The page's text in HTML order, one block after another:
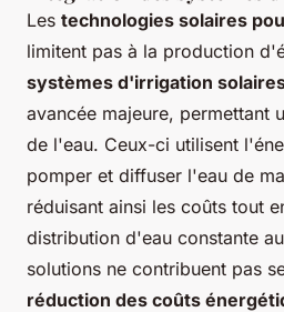
Les technologies solaires
limitent pas à la production
systèmes d'irrigation
avancée majeure, permettant
de l'eau. Ceux-ci utilisent
pomper et diffuser l'eau de
réduisant ainsi les coûts tout
distribution d'eau constante
solutions ne contribuent pas
réduction des coûts